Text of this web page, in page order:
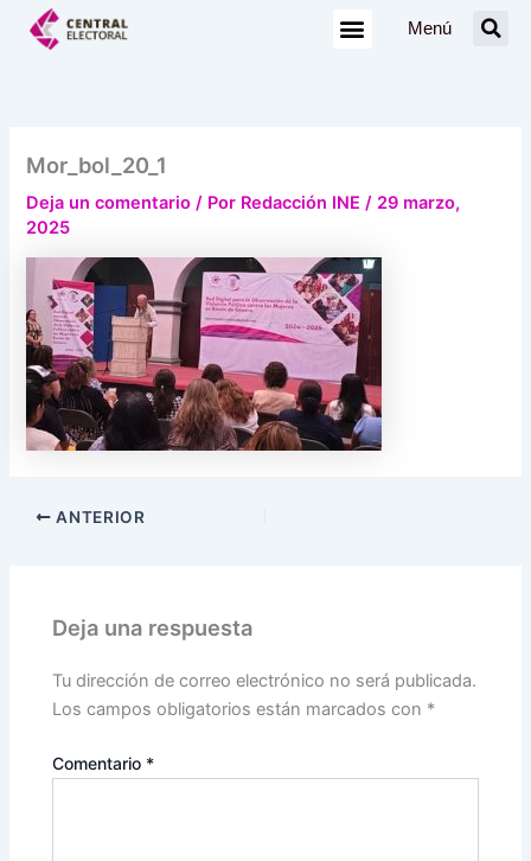
Menú
Mor_bol_20_1
Deja un comentario / Por Redacción INE/ 29 marzo,
2025
ANTERIOR
Deja una respuesta
Tu dirección de correo electrónico no será publicada.
Los campos obligatorios están marcados con *
Comentario *